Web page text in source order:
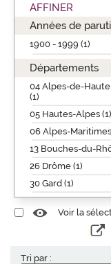
AFFINER
Années de
1900 - 1999 (1)
Départements
04 Alpes-de-
(1)
05 Hautes-Alpes (1)
06 Alpes-Maritimes
13 Bouches-du-
26 Drôme (1)
30 Gard (1)
Voir la
Tri par :